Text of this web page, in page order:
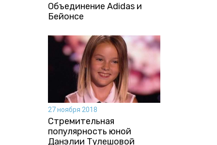
Объединение Adidas и
Бейонсе
27 ноября 2018
Стремительная
популярность юной
Данэлии Тулешовой